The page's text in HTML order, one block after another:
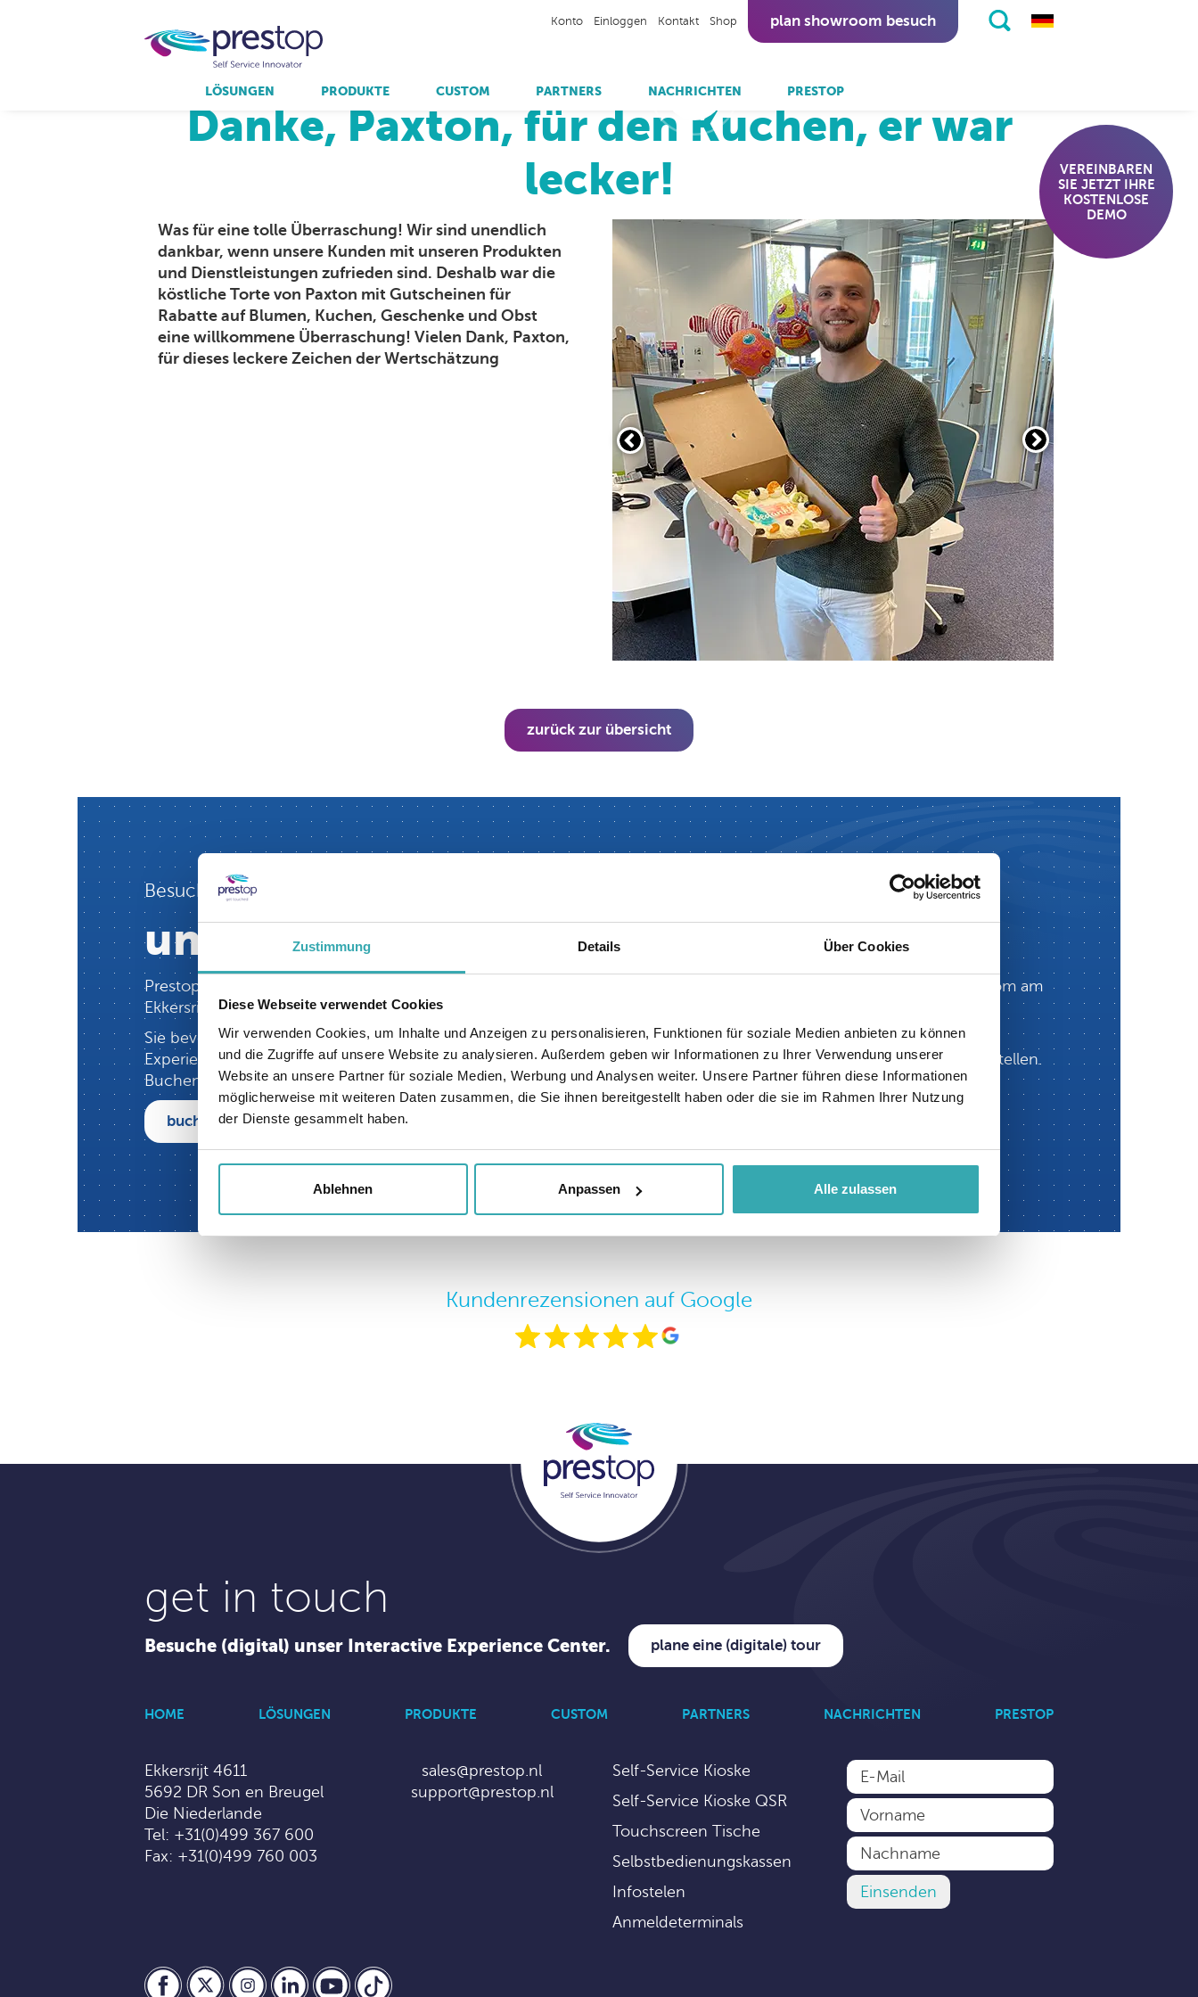
Zustimmung Details Über Cookies
Diese Webseite verwendet Cookies
Wir verwenden Cookies, um Inhalte und Anzeigen zu personalisieren, Funktionen für soziale Medien anbieten zu können
und die Zugriffe auf unsere Website zu analysieren. Außerdem geben wir Informationen zu Ihrer Verwendung unserer
Website an unsere Partner für soziale Medien, Werbung und Analysen weiter. Unsere Partner führen diese Informationen
möglicherweise mit weiteren Daten zusammen, die Sie ihnen bereitgestellt haben oder die sie im Rahmen Ihrer Nutzung
der Dienste gesammelt haben.
Ablehnen Anpassen Alle zulassen
Konto Einloggen Kontakt Shop plan showroom besuch
LÖSUNGEN PRODUKTE
produkte.
Eingebaute Touchscreens
Holografische Kioske
Infostelen / Kiosksystemen
Locker und Vending Kiosk
Outdoor Kioske
Schaufenster Displays
Self-Service Kioske
Self-Service Kioske food/QSR
Ticketautomaten
Touchscreen Tische
siehe auch:
CUSTOM PARTNERS
partners.
Omnivision Place & Learn
NACHRICHTEN PRESTOP
prestop.
Cleanroom
VEREINBAREN
SIE JETZT IHRE
KOSTENLOSE
DEMO
Danke, Paxton, für den Kuchen, er war
lecker!
Was für eine tolle Überraschung! Wir sind unendlich
dankbar, wenn unsere Kunden mit unseren Produkten
und Dienstleistungen zufrieden sind. Deshalb war die
köstliche Torte von Paxton mit Gutscheinen für
Rabatte auf Blumen, Kuchen, Geschenke und Obst
eine willkommene Überraschung! Vielen Dank, Paxton,
für dieses leckere Zeichen der Wertschätzung
zurück zur übersicht
Besuchen Sie jetzt
unser interaktives Erlebniszentrum.
Prestop verfügt über das größte interaktive Erlebniszentrum in Europa. Sie sind herzlich eingeladen, unseren Showroom am
Ekkersrijt 4611 in Son en Breugel zu besuchen, wo wir Ihnen alle unsere Lösungen zeigen können.
Sie bevorzugen Online? Unsere Spezialisten führen Sie gerne mit dem iPhone und Zoom durch unser Interactive
Experience Center. Es werden Live-Bilder gezeigt, und Sie können direkt von zu Hause/vom Arbeitsplatz aus Fragen stellen.
Buchen Sie jetzt einen Termin:
buchen sie jetzt einen termin
Kundenrezensionen auf Google
get in touch
Besuche (digital) unser Interactive Experience Center. plane eine (digitale) tour
HOME LÖSUNGEN PRODUKTE CUSTOM PARTNERS NACHRICHTEN PRESTOP
Ekkersrijt 4611
5692 DR Son en Breugel
Die Niederlande
Tel: +31(0)499 367 600
Fax: +31(0)499 760 003
sales@prestop.nl
support@prestop.nl
Self-Service Kioske
Self-Service Kioske QSR
Touchscreen Tische
Selbstbedienungskassen
Infostelen
Anmeldeterminals